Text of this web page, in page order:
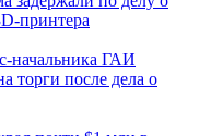
начальника ГАИ
торги после дела о